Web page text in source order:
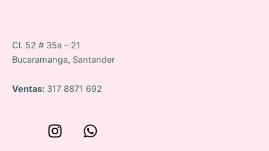
Cl. 52 # 35a – 21
Bucaramanga, Santander
Ventas: 317 8871 692
I
W